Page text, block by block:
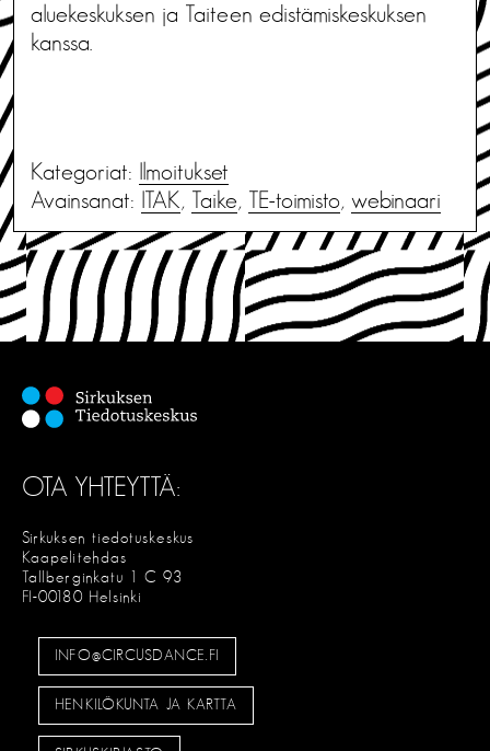
aluekeskuksen ja Taiteen edistämiskeskuksen
kanssa.
Kategoriat: Ilmoitukset
Avainsanat: ITAK, Taike, TE-toimisto, webinaari
OTA YHTEYTTÄ:
Sirkuksen tiedotuskeskus
Kaapelitehdas
Tallberginkatu 1 C 93
FI-00180 Helsinki
INFO@CIRCUSDANCE.FI
HENKILÖKUNTA JA KARTTA